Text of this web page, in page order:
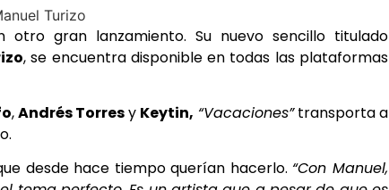
gran lanzamiento. Su nuevo sencillo titulado
, se encuentra disponible en todas las plataformas
,Andrés Torresy Keytin, “Vacaciones”transporta a
desde hace tiempo querían hacerlo. “Con Manuel,